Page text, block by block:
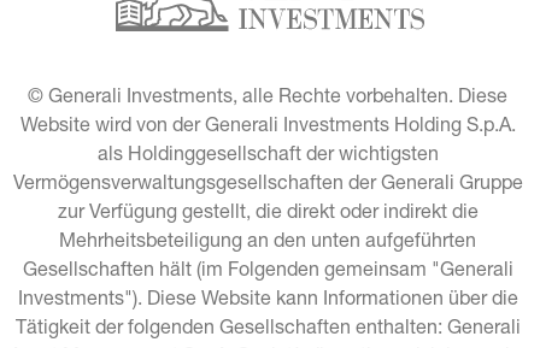
© Generali Investments, alle Rechte vorbehalten. Diese
Website wird von der Generali Investments Holding S.p.A.
als Holdinggesellschaft der wichtigsten
Vermögensverwaltungsgesellschaften der Generali Gruppe
zur Verfügung gestellt, die direkt oder indirekt die
Mehrheitsbeteiligung an den unten aufgeführten
Gesellschaften hält (im Folgenden gemeinsam "Generali
Investments"). Diese Website kann Informationen über die
Tätigkeit der folgenden Gesellschaften enthalten: Generali